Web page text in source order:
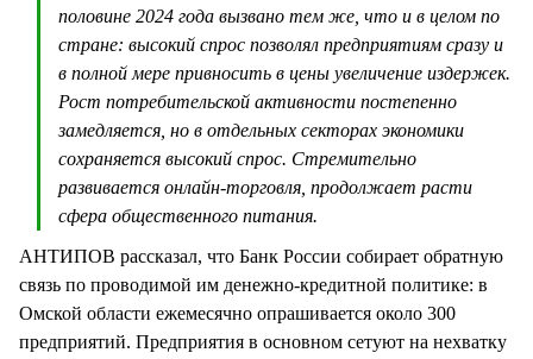
половине 2024 года вызвано тем же, что и в целом по
стране: высокий спрос позволял предприятиям сразу и
в полной мере привносить в цены увеличение издержек.
Рост потребительской активности постепенно
замедляется, но в отдельных секторах экономики
сохраняется высокий спрос. Стремительно
развивается онлайн-торговля, продолжает расти
сфера общественного питания.
АНТИПОВ рассказал, что Банк России собирает обратную
связь по проводимой им денежно-кредитной политике: в
Омской области ежемесячно опрашивается около 300
предприятий. Предприятия в основном сетуют на нехватку